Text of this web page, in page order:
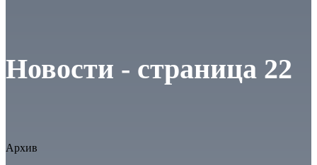
Новости - страница 22
Архив